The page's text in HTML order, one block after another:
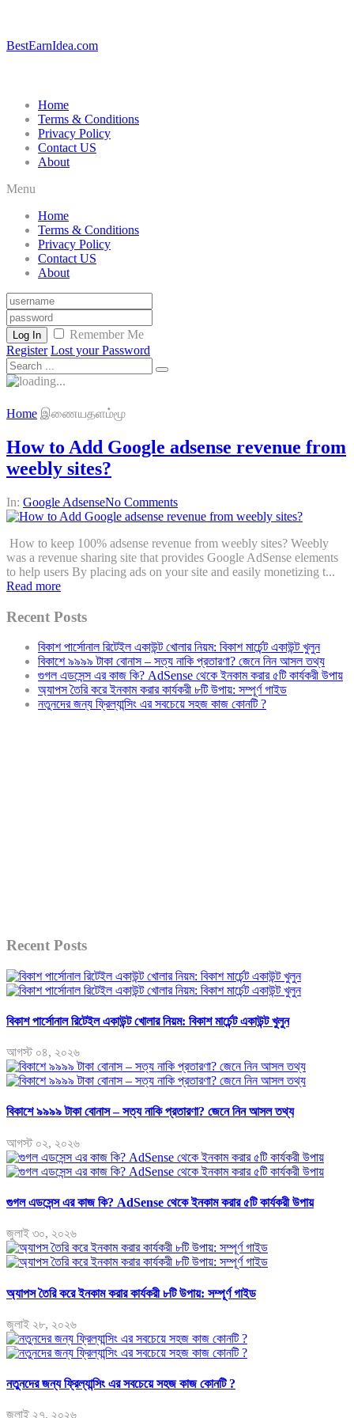
BestEarnIdea.com
Home
Terms & Conditions
Privacy Policy
Contact US
About
Menu
Home
Terms & Conditions
Privacy Policy
Contact US
About
Log In
Remember Me
Register Lost your Password
Home இணையதளம்மூ
How to Add Google adsense revenue from
weebly sites?
In: Google AdsenseNo Comments
How to keep 100% adsense revenue from weebly sites? Weebly
was a revenue sharing site that provides Google AdSense elements
to help users By placing ads on your site and easily monetizing t...
Read more
Recent Posts
বিকাশ পার্সোনাল রিটেইল একাউন্ট খোলার নিয়ম: বিকাশ মার্চেন্ট একাউন্ট খুলুন
বিকাশে ৯৯৯৯ টাকা বোনাস – সত্য নাকি প্রতারণা? জেনে নিন আসল তথ্য
গুগল এডসেন্স এর কাজ কি? AdSense থেকে ইনকাম করার ৫টি কার্যকরী উপায়
অ্যাপস তৈরি করে ইনকাম করার কার্যকরী ৮টি উপায়: সম্পূর্ণ গাইড
নতুনদের জন্য ফ্রিল্যান্সিং এর সবচেয়ে সহজ কাজ কোনটি ?
Recent Posts
বিকাশ পার্সোনাল রিটেইল একাউন্ট খোলার নিয়ম: বিকাশ মার্চেন্ট একাউন্ট খুলুন
আগস্ট ০৪, ২০২৬
বিকাশে ৯৯৯৯ টাকা বোনাস – সত্য নাকি প্রতারণা? জেনে নিন আসল তথ্য
আগস্ট ০২, ২০২৬
গুগল এডসেন্স এর কাজ কি? AdSense থেকে ইনকাম করার ৫টি কার্যকরী উপায়
জুলাই ৩০, ২০২৬
অ্যাপস তৈরি করে ইনকাম করার কার্যকরী ৮টি উপায়: সম্পূর্ণ গাইড
জুলাই ২৮, ২০২৬
নতুনদের জন্য ফ্রিল্যান্সিং এর সবচেয়ে সহজ কাজ কোনটি ?
জুলাই ২৭, ২০২৬